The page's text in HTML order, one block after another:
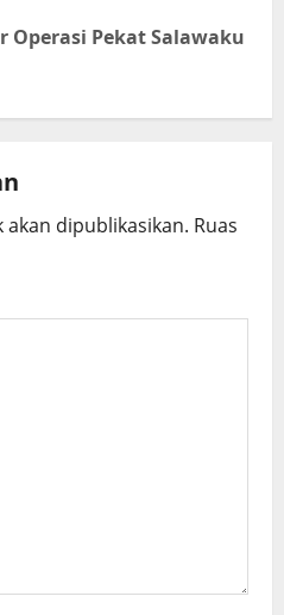
Operasi Pekat Salawaku
dipublikasikan. Ruas